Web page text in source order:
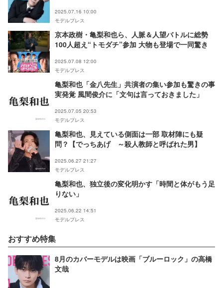
2025.07.16 10:00
モデルプレス
京本政樹・亀梨和也ら、人脈＆人望バトルに総勢
100人超え“トモダチ”参加 大物も登場で一同驚き
2025.07.08 12:00
モデルプレス
亀梨和也「金八先生」共演者の集い参加も驚きの事
実発覚 風間俊介に「文句は言っておきました」
2025.07.05 20:53
モデルプレス
亀梨和也、見えている側面は一部 取材陣にも疑
問？【でっちあげ ～殺人教師と呼ばれた男】
2025.06.27 21:27
モデルプレス
亀梨和也、独立後の変化明かす「時間と体がもう足
りない」
2025.06.22 14:51
モデルプレス
おすすめ特集
8月のカバーモデルは映画「ブルーロック」の高橋
文哉